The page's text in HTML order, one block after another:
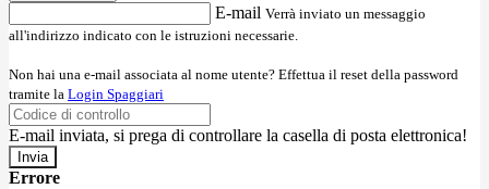
E-mail Verrà inviato un messaggio
all'indirizzo indicato con le istruzioni necessarie.
Non hai una e-mail associata al nome utente? Effettua il reset della password
tramite la Login Spaggiari
E-mail inviata, si prega di controllare la casella di posta elettronica!
Errore